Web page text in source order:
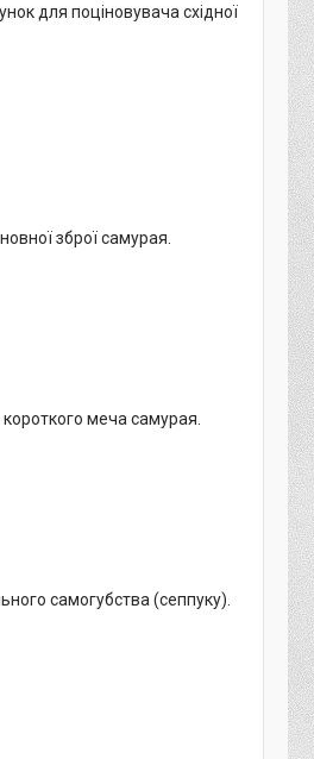
для поціновувача східної
зброї самурая.
меча самурая.
самогубства (сеппуку).